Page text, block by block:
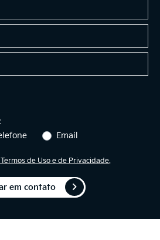
Email
de Uso e de Privacidade.
em contato